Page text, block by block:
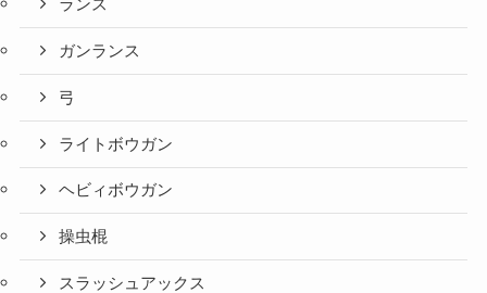
ランス
ガンランス
弓
ライトボウガン
ヘビィボウガン
操虫棍
スラッシュアックス